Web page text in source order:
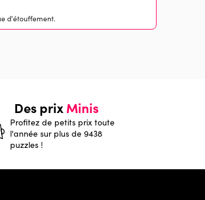
d'étouffement.
Des prixMinis
Profitez de petits prix toute
l'année sur plus de 9438
puzzles !